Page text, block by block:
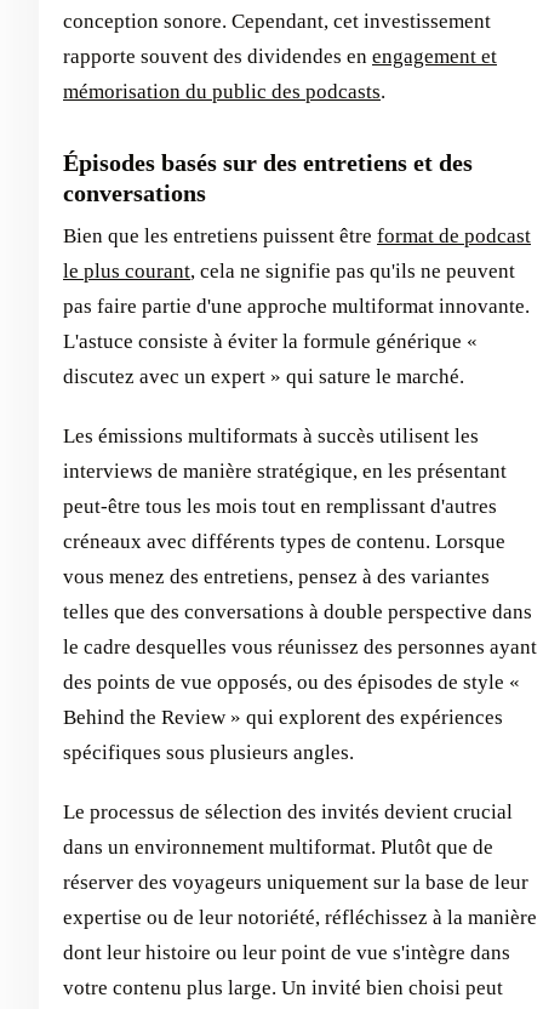
conception sonore. Cependant, cet investissement
rapporte souvent des dividendes en engagement et
mémorisation du public des podcasts.
Épisodes basés sur des entretiens et des
conversations
Bien que les entretiens puissent être format de podcast
le plus courant, cela ne signifie pas qu'ils ne peuvent
pas faire partie d'une approche multiformat innovante.
L'astuce consiste à éviter la formule générique «
discutez avec un expert » qui sature le marché.
Les émissions multiformats à succès utilisent les
interviews de manière stratégique, en les présentant
peut-être tous les mois tout en remplissant d'autres
créneaux avec différents types de contenu. Lorsque
vous menez des entretiens, pensez à des variantes
telles que des conversations à double perspective dans
le cadre desquelles vous réunissez des personnes ayant
des points de vue opposés, ou des épisodes de style «
Behind the Review » qui explorent des expériences
spécifiques sous plusieurs angles.
Le processus de sélection des invités devient crucial
dans un environnement multiformat. Plutôt que de
réserver des voyageurs uniquement sur la base de leur
expertise ou de leur notoriété, réfléchissez à la manière
dont leur histoire ou leur point de vue s'intègre dans
votre contenu plus large. Un invité bien choisi peut